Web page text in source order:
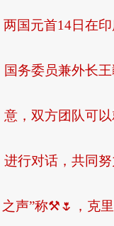
两国元首14日在
国务委员兼外长
意，双方团队可
进行对话，共同
之声”称⚒🌷，克